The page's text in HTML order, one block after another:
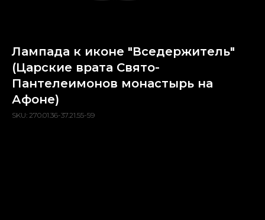
Лампада к иконе "Вседержитель"
(Царские врата Свято-
Пантелеимонов монастырь на
Афоне)
SKU: 270.01.36-37.21.55-59